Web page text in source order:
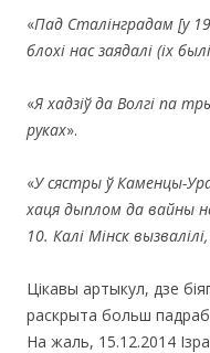
«Пад Сталінградам [у
блохі нас заядалі (іх
«Я хадзіў да Волгі па
руках».
«У сястры ў Каменцы-
хаця дыплом да вайны
10. Калі Мінск
Цікавы артыкул, дзе
раскрыта больш
На жаль, 15.12.2014